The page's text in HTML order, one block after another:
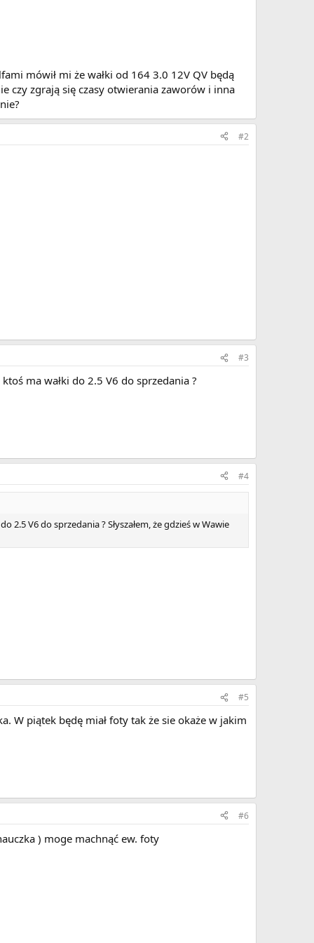
mówił mi że wałki od 164 3.0 12V QV będą
czy zgrają się czasy otwierania zaworów i inna
#2
#3
ma wałki do 2.5 V6 do sprzedania ?
#4
2.5 V6 do sprzedania ? Słyszałem, że gdzieś w Wawie
#5
W piątek będę miał foty tak że sie okaże w jakim
#6
) moge machnąć ew. foty